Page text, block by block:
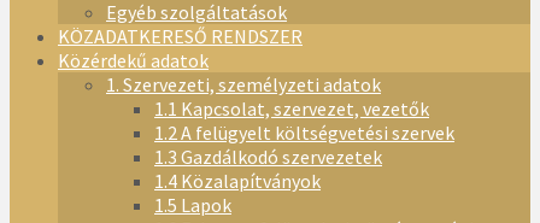
Egyéb szolgáltatások
KÖZADATKERESŐ RENDSZER
Közérdekű adatok
1. Szervezeti, személyzeti adatok
1.1 Kapcsolat, szervezet, vezetők
1.2 A felügyelt költségvetési szervek
1.3 Gazdálkodó szervezetek
1.4 Közalapítványok
1.5 Lapok